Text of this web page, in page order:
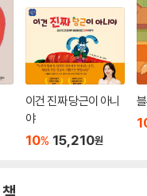
며 물리치지도 않았다. 그
을 뿐이다. 그러다보니 둘 다
인처럼 그저 ‘어깨의 힘을
다. 너무 많은 것을 주려고도,
충분히 좋은 부모가 될 수
사랑한다는 것을. 그리고
래서 그 사랑이 오래 유지
것이 바로 세 아이를 키우
이건 진짜 당근이 아니
야
10% 15,210원